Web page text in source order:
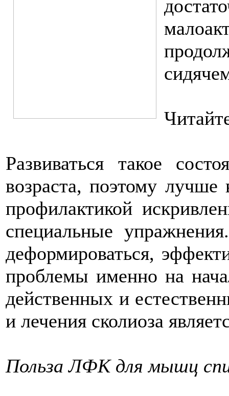
Развиваться такое
возраста, поэтому лучше
профилактикой
специальные
деформироваться,
проблемы именно на
действенных и
и лечения сколиоза
Польза ЛФК для мышц